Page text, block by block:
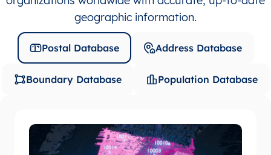
geographic information.
Postal Database Address Database
Boundary Database Population Database